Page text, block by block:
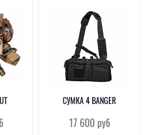
СУМКА 4 BANGER
17 600 руб